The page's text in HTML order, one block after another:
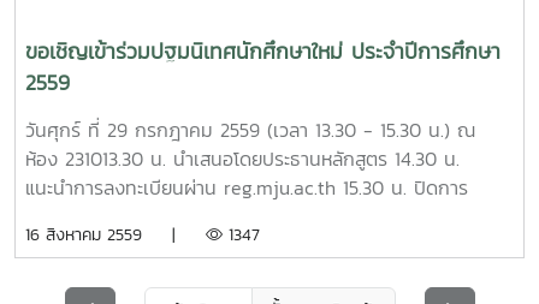
ขอเชิญเข้าร่วมปฐมนิเทศนักศึกษาใหม่ ประจำปีการศึกษา
2559
วันศุกร์ ที่ 29 กรกฎาคม 2559 (เวลา 13.30 - 15.30 น.) ณ
ห้อง 231013.30 น. นำเสนอโดยประธานหลักสูตร 14.30 น.
แนะนำการลงทะเบียนผ่าน reg.mju.ac.th 15.30 น. ปิดการ
16 สิงหาคม 2559 | 1347